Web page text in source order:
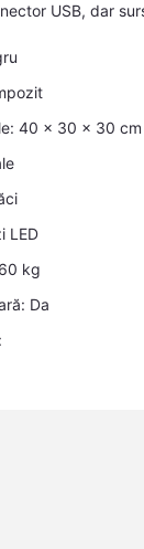
USB, dar
40 x 30 x 30
LED
kg
Da